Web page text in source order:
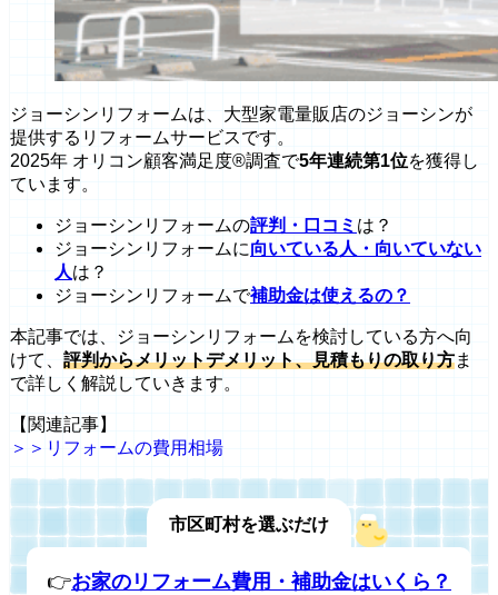
ジョーシンリフォームは、大型家電量販店のジョーシンが
提供するリフォームサービスです。
2025年 オリコン顧客満足度®調査で5年連続第1位を獲得し
ています。
ジョーシンリフォームの評判・口コミ は？
ジョーシンリフォームに向いている人・向いていない
人は？
ジョーシンリフォームで補助金は使えるの？
本記事では、ジョーシンリフォームを検討している方へ向
けて、 評判からメリットデメリット、見積もりの取り方ま
で詳しく解説していきます。
【関連記事】
＞＞リフォームの費用相場
市区町村を選ぶだけ
👉お家のリフォーム費用・補助金はいくら？